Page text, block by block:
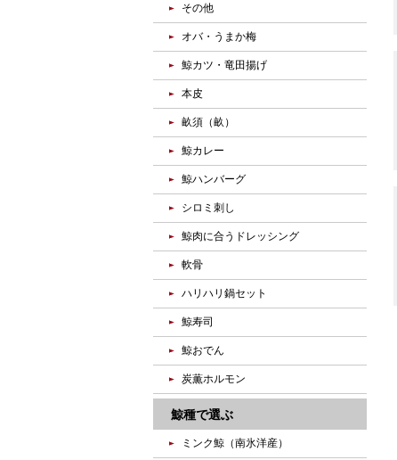
その他
オバ・うまか梅
鯨カツ・竜田揚げ
本皮
畝須（畝）
鯨カレー
鯨ハンバーグ
シロミ刺し
鯨肉に合うドレッシング
軟骨
ハリハリ鍋セット
鯨寿司
鯨おでん
炭薫ホルモン
鯨種で選ぶ
ミンク鯨（南氷洋産）